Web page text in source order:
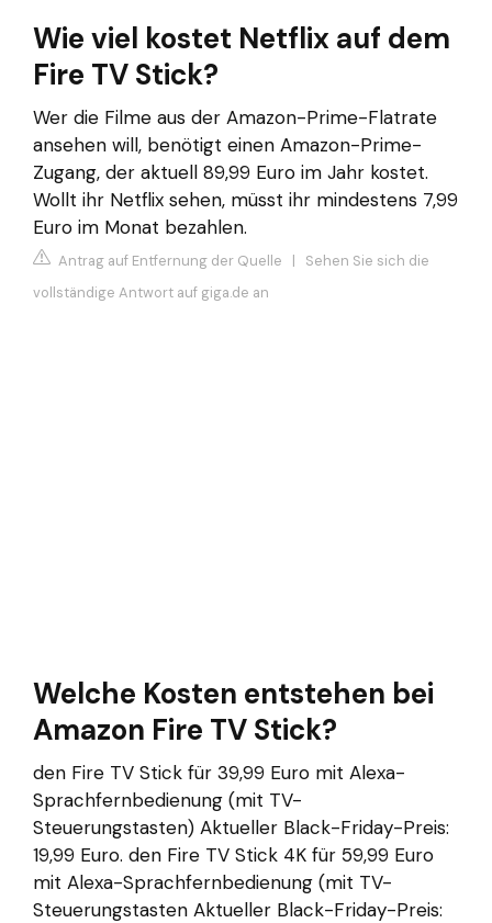
Wie viel kostet Netflix auf dem
Fire TV Stick?
Wer die Filme aus der Amazon-Prime-Flatrate
ansehen will, benötigt einen Amazon-Prime-
Zugang, der aktuell 89,99 Euro im Jahr kostet.
Wollt ihr Netflix sehen, müsst ihr mindestens 7,99
Euro im Monat bezahlen.
Antrag auf Entfernung der Quelle | Sehen Sie sich die
vollständige Antwort auf giga.de an
Welche Kosten entstehen bei
Amazon Fire TV Stick?
den Fire TV Stick für 39,99 Euro mit Alexa-
Sprachfernbedienung (mit TV-
Steuerungstasten) Aktueller Black-Friday-Preis:
19,99 Euro. den Fire TV Stick 4K für 59,99 Euro
mit Alexa-Sprachfernbedienung (mit TV-
Steuerungstasten Aktueller Black-Friday-Preis: